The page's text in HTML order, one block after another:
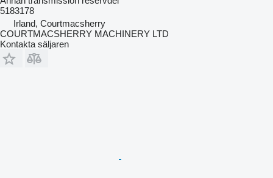
5183178
Irland, Courtmacsherry
COURTMACSHERRY MACHINERY LTD
Kontakta säljaren